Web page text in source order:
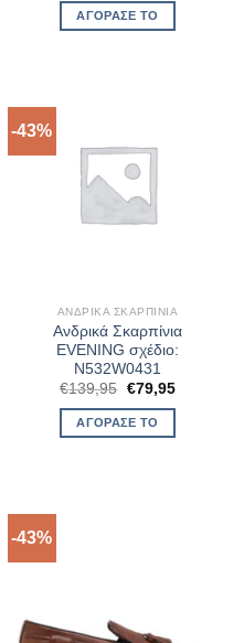
was:
€119,95.
ΑΓΌΡΑΣΈ ΤΟ
-43%
ΑΝΔΡΙΚΆ ΣΚΑΡΠΊΝΙΑ
Ανδρικά Σκαρπίνια
EVENING σχέδιο:
N532W0431
€139,95 Original
was:
€139,95.
€79,95Η
ΑΓΌΡΑΣΈ ΤΟ
-43%